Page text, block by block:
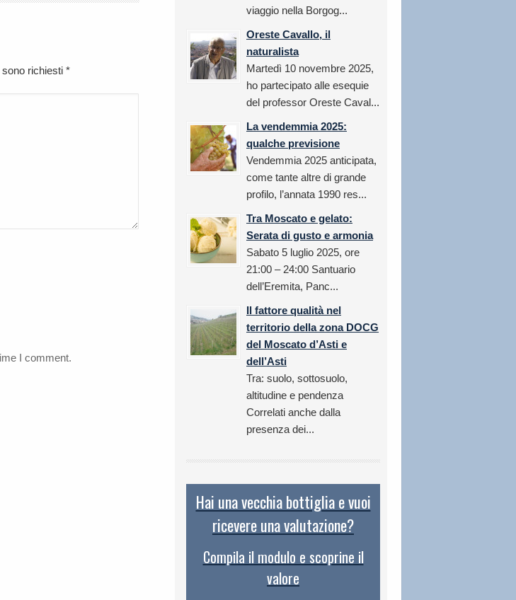
richiesti *
I comment.
viaggio nella Borgog...
Oreste Cavallo, il
naturalista
Martedì 10 novembre 2025,
ho partecipato alle esequie
del professor Oreste Caval...
La vendemmia 2025:
qualche previsione
Vendemmia 2025 anticipata,
come tante altre di grande
profilo, l’annata 1990 res...
Tra Moscato e gelato:
Serata di gusto e armonia
Sabato 5 luglio 2025, ore
21:00 – 24:00 Santuario
dell’Eremita, Panc...
Il fattore qualità nel
territorio della zona DOCG
del Moscato d’Asti e
dell’Asti
Tra: suolo, sottosuolo,
altitudine e pendenza
Correlati anche dalla
presenza dei...
Hai una vecchia bottiglia e vuoi
ricevere una valutazione?
Compila il modulo e scoprine il
valore